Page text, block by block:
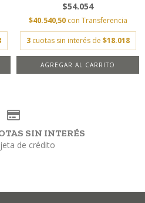
$54.054
$40.540,50 con Transferencia
3 cuotas sin interés de $18.018
AGREGAR AL CARRITO
SIN INTERÉS
de crédito